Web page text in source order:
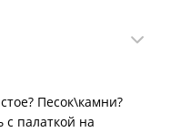
Песок\камни?
с палаткой на